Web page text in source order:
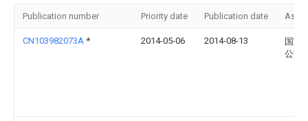
Publication number Priority date Publication date
CN103982073A * 2014-05-06 2014-08-13
国家
公司